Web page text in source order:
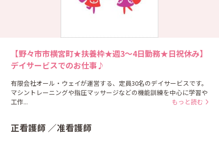
【野々市市横宮町★扶養枠★週3～4日勤務★日祝休み】
デイサービスでのお仕事♪
有限会社オール・ウェイが運営する、定員30名のデイサービスです。
マシントレーニングや指圧マッサージなどの機能訓練を中心に学習や
工作...
もっと読む
正看護師 ／准看護師